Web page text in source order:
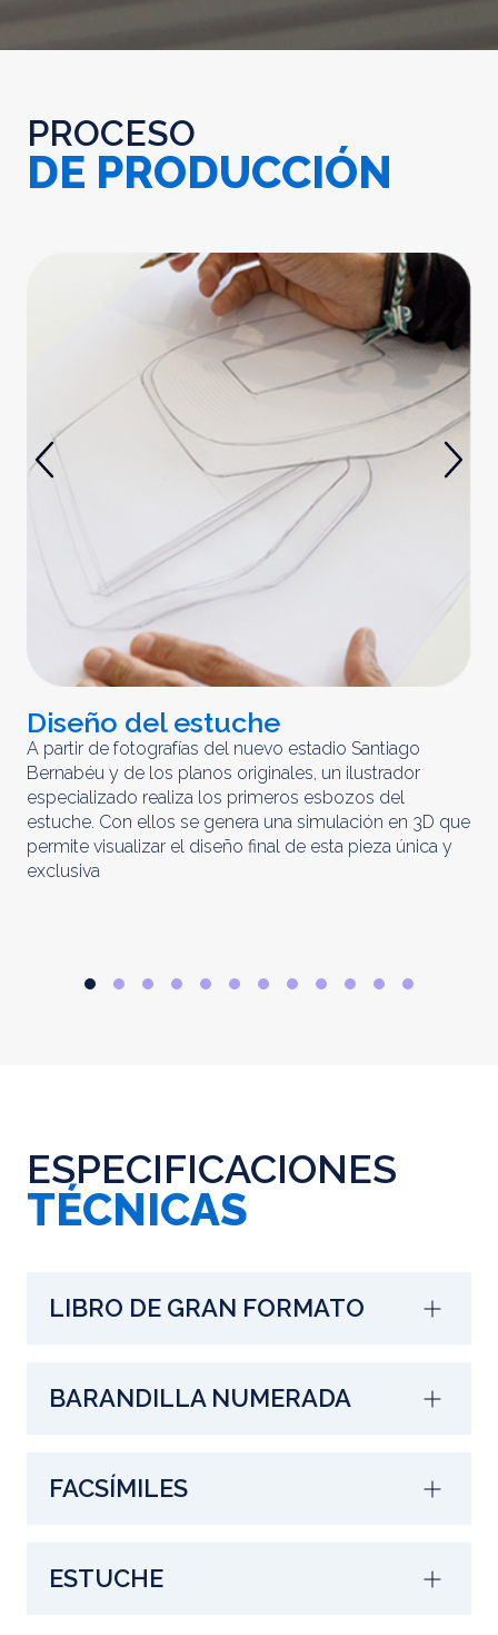
PROCESO
DE PRODUCCIÓN
Diseño del estuche
A partir de fotografías del nuevo estadio Santiago
Bernabéu y de los planos originales, un ilustrador
especializado realiza los primeros esbozos del
estuche. Con ellos se genera una simulación en 3D que
permite visualizar el diseño final de esta pieza única y
exclusiva
ESPECIFICACIONES
TÉCNICAS
LIBRO DE GRAN FORMATO
BARANDILLA NUMERADA
FACSÍMILES
ESTUCHE